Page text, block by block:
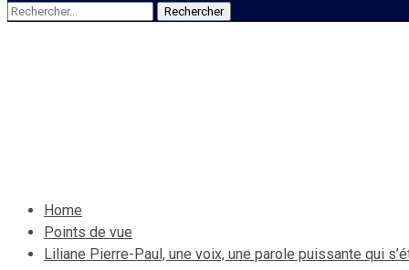
Rechercher :
Home
Points de vue
Liliane Pierre-Paul, une voix, une parole puissante qui